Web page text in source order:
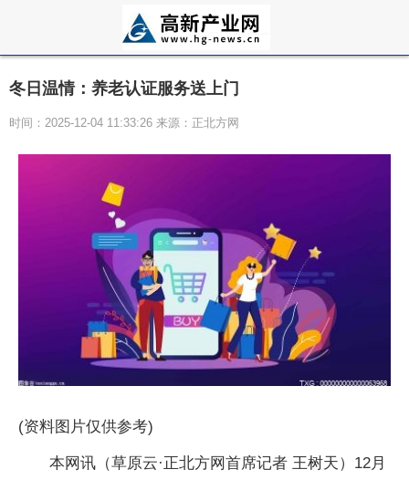
冬日温情：养老认证服务送上门
时间：2025-12-04 11:33:26 来源：正北方网
(资料图片仅供参考)
本网讯（草原云·正北方网首席记者 王树天）12月